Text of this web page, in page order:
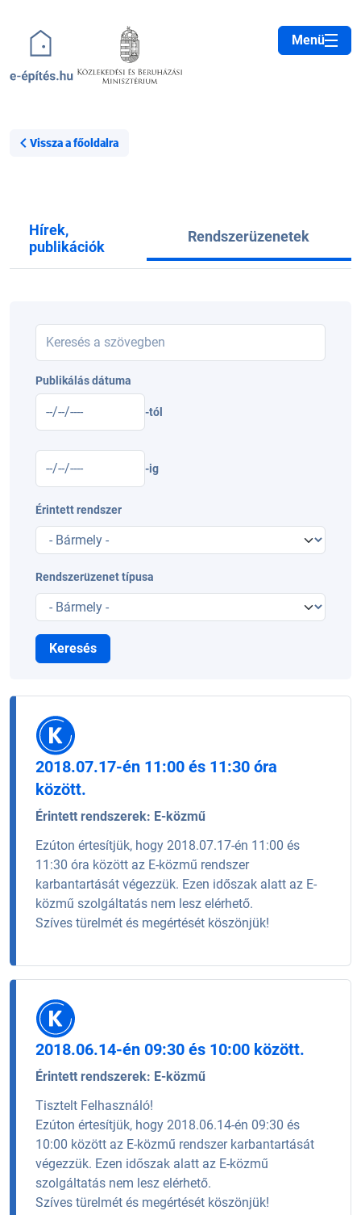
Menü
Vissza a főoldalra
Hírek,
publikációk
Rendszerüzenetek
Publikálás dátuma
-tól
-ig
Érintett rendszer
Rendszerüzenet típusa
2018.07.17-én 11:00 és 11:30 óra
között.
Érintett rendszerek: E-közmű
Ezúton értesítjük, hogy 2018.07.17-én 11:00 és
11:30 óra között az E-közmű rendszer
karbantartását végezzük. Ezen időszak alatt az E-
közmű szolgáltatás nem lesz elérhető.
Szíves türelmét és megértését köszönjük!
2018.06.14-én 09:30 és 10:00 között.
Érintett rendszerek: E-közmű
Tisztelt Felhasználó!
Ezúton értesítjük, hogy 2018.06.14-én 09:30 és
10:00 között az E-közmű rendszer karbantartását
végezzük. Ezen időszak alatt az E-közmű
szolgáltatás nem lesz elérhető.
Szíves türelmét és megértését köszönjük!